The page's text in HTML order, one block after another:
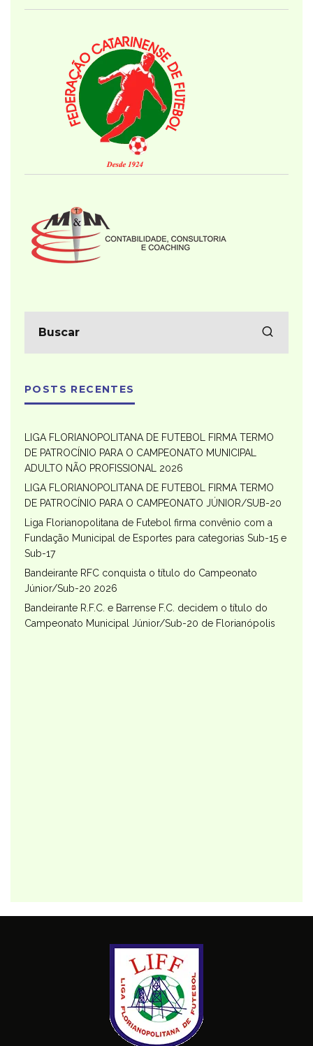
POSTS RECENTES
LIGA FLORIANOPOLITANA DE FUTEBOL FIRMA TERMO
DE PATROCÍNIO PARA O CAMPEONATO MUNICIPAL
ADULTO NÃO PROFISSIONAL 2026
LIGA FLORIANOPOLITANA DE FUTEBOL FIRMA TERMO
DE PATROCÍNIO PARA O CAMPEONATO JÚNIOR/SUB-20
Liga Florianopolitana de Futebol firma convênio com a
Fundação Municipal de Esportes para categorias Sub-15 e
Sub-17
Bandeirante RFC conquista o título do Campeonato
Júnior/Sub-20 2026
Bandeirante R.F.C. e Barrense F.C. decidem o título do
Campeonato Municipal Júnior/Sub-20 de Florianópolis